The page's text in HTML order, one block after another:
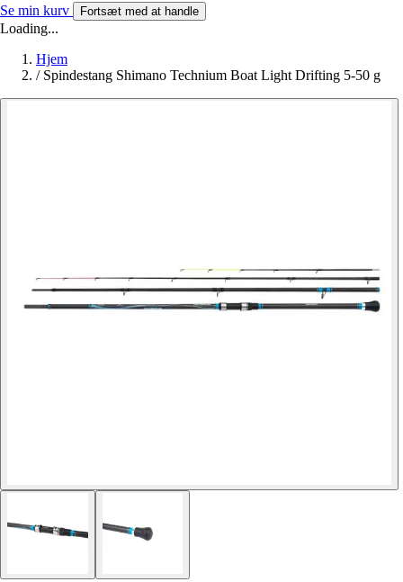
Se min kurv Fortsæt med at handle
Loading...
Hjem
/ Spindestang Shimano Technium Boat Light Drifting 5-50 g